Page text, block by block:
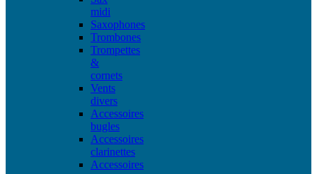
midi
Saxophones
Trombones
Trompettes
&
cornets
Vents
divers
Accessoires
bugles
Accessoires
clarinettes
Accessoires